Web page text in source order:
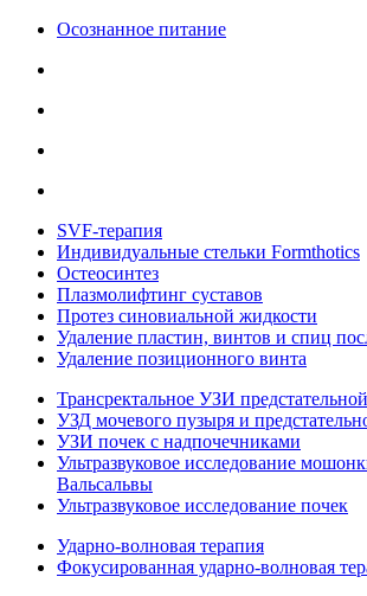
Осознанное питание
SVF-терапия
Индивидуальные стельки Formthotics
Остеосинтез
Плазмолифтинг суставов
Протез синовиальной жидкости
Удаление пластин, винтов и спиц
Удаление позиционного винта
Трансректальное УЗИ
УЗД мочевого пузыря и
УЗИ почек с надпочечниками
Ультразвуковое исследование
Вальсальвы
Ультразвуковое исследование почек
Ударно-волновая терапия
Фокусированная ударно-волновая